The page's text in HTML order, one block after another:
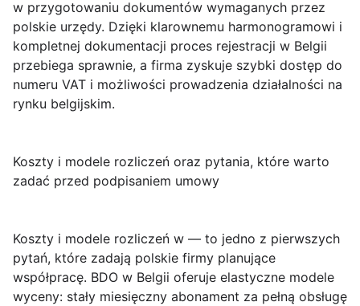
w przygotowaniu dokumentów wymaganych przez
polskie urzędy. Dzięki klarownemu harmonogramowi i
kompletnej dokumentacji proces rejestracji w Belgii
przebiega sprawnie, a firma zyskuje szybki dostęp do
numeru VAT i możliwości prowadzenia działalności na
rynku belgijskim.
Koszty i modele rozliczeń oraz pytania, które warto
zadać przed podpisaniem umowy
Koszty i modele rozliczeń w — to jedno z pierwszych
pytań, które zadają polskie firmy planujące
współpracę. BDO w Belgii oferuje elastyczne modele
wyceny: stały miesięczny abonament za pełną obsługę